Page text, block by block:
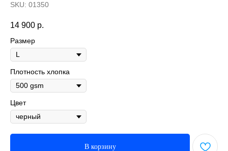
SKU: 01350
14 900 р.
Размер
Плотность хлопка
Цвет
В корзину